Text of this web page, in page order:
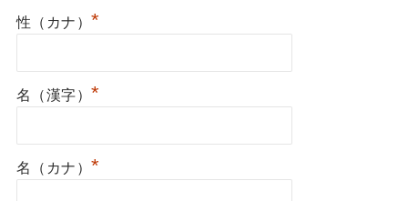
性（カナ） *
名（漢字） *
名（カナ） *